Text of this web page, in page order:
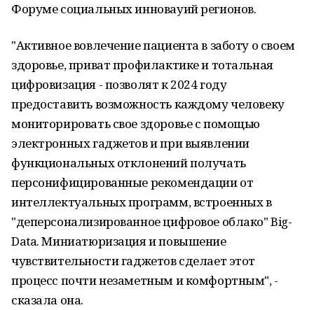
Форуме социальных инновауий регионов.
"Активное вовлечение пациента в заботу о своем
здоровье, приват профилактике и тотальная
цифровизация - позволят к 2024 году
предоставить возможность каждому человеку
мониторировать свое здоровье с помощью
электронных гаджетов и при выявлении
функциональных отклонений получать
персонифицированные рекомендации от
интеллектуальных программ, встроенных в
"деперсонализированное цифровое облако" Big-
Data. Миниатюризация и повышение
чувствительности гаджетов сделает этот
процесс почти незаметным и комфортным", -
сказала она.